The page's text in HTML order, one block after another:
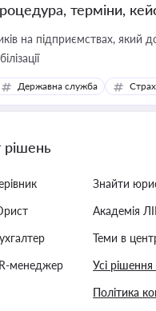
терміни,
на підприємствах, який
Державна служба
рішень
менеджер
Знайти
Академія
Теми в
Усі
Політика